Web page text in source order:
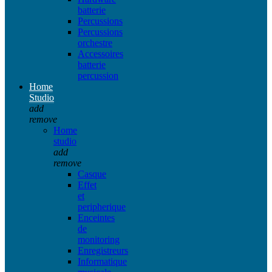
batterie
Percussions
Percussions
orchestre
Accessoires
batterie
percussion
Home
Studio
add
remove
Home
studio
add
remove
Casque
Effet
et
peripherique
Enceintes
de
monitoring
Enregistreurs
Informatique